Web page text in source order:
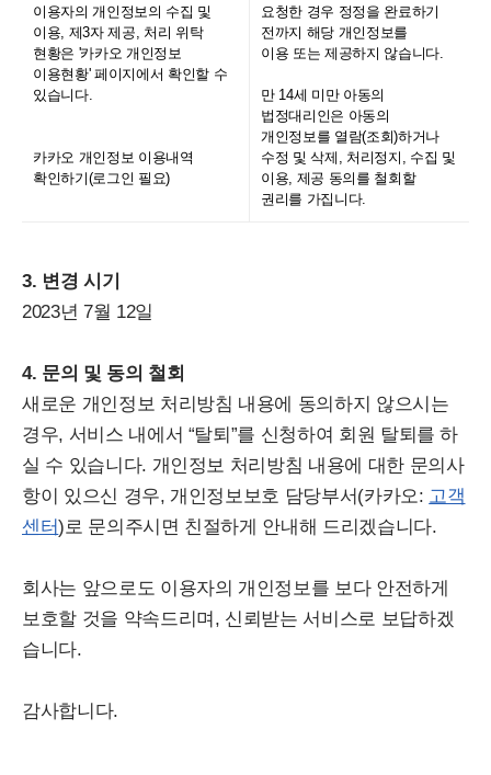
이용자의 개인정보의 수집 및
이용, 제3자 제공, 처리 위탁
현황은 '카카오 개인정보
이용현황' 페이지에서 확인할 수
있습니다.
카카오 개인정보 이용내역
확인하기(로그인 필요)
요청한 경우 정정을 완료하기
전까지 해당 개인정보를
이용 또는 제공하지 않습니다.
만 14세 미만 아동의
법정대리인은 아동의
개인정보를 열람(조회)하거나
수정 및 삭제, 처리정지, 수집 및
이용, 제공 동의를 철회할
권리를 가집니다.
3. 변경 시기
2023년 7월 12일
4. 문의 및 동의 철회
새로운 개인정보 처리방침 내용에 동의하지 않으시는
경우, 서비스 내에서 “탈퇴”를 신청하여 회원 탈퇴를 하
실 수 있습니다. 개인정보 처리방침 내용에 대한 문의사
항이 있으신 경우, 개인정보보호 담당부서(카카오: 고객
센터)로 문의주시면 친절하게 안내해 드리겠습니다.
회사는 앞으로도 이용자의 개인정보를 보다 안전하게
보호할 것을 약속드리며, 신뢰받는 서비스로 보답하겠
습니다.
감사합니다.